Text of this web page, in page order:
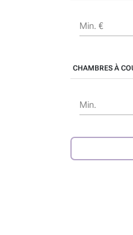
Min. €
CHAMBRES À
Min.